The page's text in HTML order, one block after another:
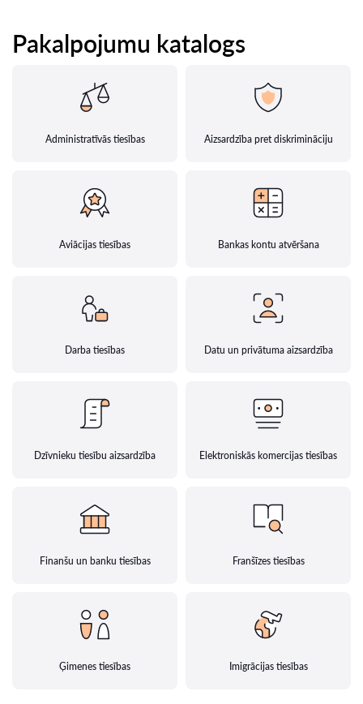
Pakalpojumu katalogs
Administratīvās tiesības Aizsardzība pret diskrimināciju
Aviācijas tiesības Bankas kontu atvēršana
Darba tiesības Datu un privātuma aizsardzība
Dzīvnieku tiesību aizsardzība Elektroniskās komercijas tiesības
Finanšu un banku tiesības Franšīzes tiesības
Ģimenes tiesības Imigrācijas tiesības